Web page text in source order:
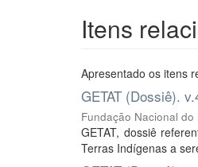
Itens
Apresentado os itens
GETAT (Dossiê).
Fundação Nacional do
GETAT, dossiê
Terras Indígenas a